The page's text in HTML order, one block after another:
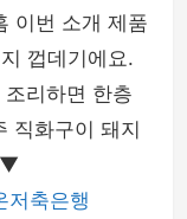
이번 소개 제품
껍데기에요.
리하면 한층
직화구이 돼지
▼
저축은행